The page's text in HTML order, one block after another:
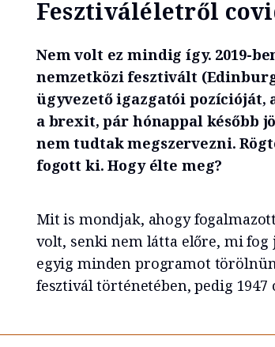
Fesztiváléletről
Nem volt ez mindig így. 2019-
nemzetközi fesztivált (
ügyvezető igazgatói
a brexit, pár hónappal később
nem tudtak megszervezni.
fogott ki. Hogy élte meg?
Mit is mondjak, ahogy
volt, senki nem látta előre, mi
egyig minden programot
fesztivál történetében, pedig 1947